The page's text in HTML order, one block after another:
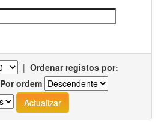
| Ordenar registos por:
Por ordem